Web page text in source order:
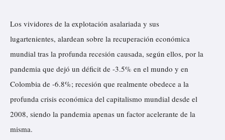
Los vividores de la explotación asalariada y sus
lugartenientes, alardean sobre la recuperación económica
mundial tras la profunda recesión causada, según ellos, por la
pandemia que dejó un déficit de -3.5% en el mundo y en
Colombia de -6.8%; recesión que realmente obedece a la
profunda crisis económica del capitalismo mundial desde el
2008, siendo la pandemia apenas un factor acelerante de la
misma.